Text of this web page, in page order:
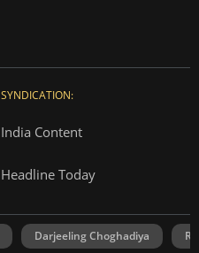
SYNDICATION:
India Content
Headline Today
Darjeeling Choghadiya